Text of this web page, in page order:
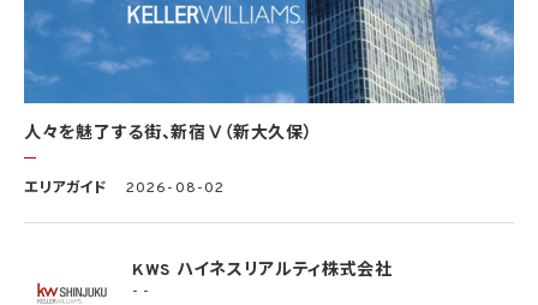
(3) 公衆衛生の向上又は児童の健全な育成の推進のために特に必要がある場合であっ
て、本人の同意を得ることが困難であるとき
(4) 国の機関もしくは地方公共団体又はその委託を受けた者が法令の定める事務を遂
行することに対して協力する必要がある場合であって、本人の同意を得ることにより当該
事務の遂行に支障を及ぼすおそれがあるとき
個人データを学術研究目的で取り扱う必要があるとき（当該個人データを取り扱う目的
ある場合を除きます。）。
4.2 当社は、違法又は不当な行為を助長し、又は誘発するおそれがある方法により個人
5. 個人情報の適正な取得
人々を魅了する街、新宿Ⅴ（新大久保）
エリアガイド 2026-08-02
KWS ハイネスリアルティ株式会社
- -